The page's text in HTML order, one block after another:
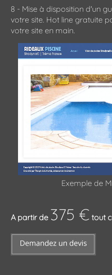
8 - Mise à disposition d'un
votre site. Hot line gratuite
votre site en main.
Exemple de
A partir de 375 € tout